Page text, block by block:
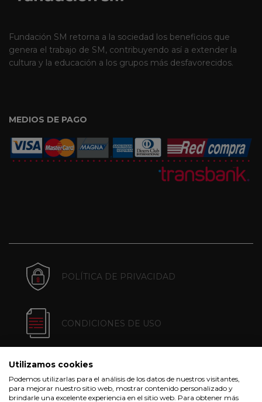
Fundación SM retorna a la sociedad los beneficios que
genera el trabajo de SM, contribuyendo así a extender la
cultura y la educación a los grupos más desfavorecidos.
MEDIOS DE PAGO
POLÍTICA DE PRIVACIDAD
CONDICIONES DE USO
Utilizamos cookies
Podemos utilizarlas para el análisis de los datos de nuestros visitantes,
para mejorar nuestro sitio web, mostrar contenido personalizado y
brindarle una excelente experiencia en el sitio web. Para obtener más